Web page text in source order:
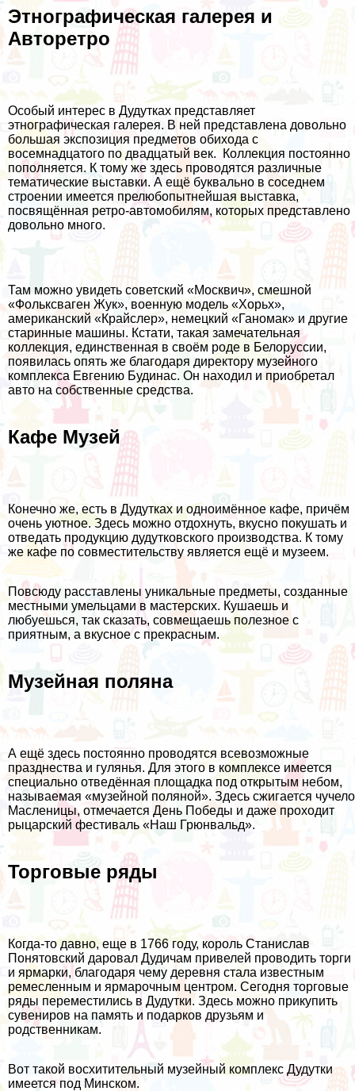
Этнографическая галерея и
Авторетро
Особый интерес в Дудутках представляет
этнографическая галерея. В ней представлена довольно
большая экспозиция предметов обихода с
восемнадцатого по двадцатый век. Коллекция постоянно
пополняется. К тому же здесь проводятся различные
тематические выставки. А ещё буквально в соседнем
строении имеется прелюбопытнейшая выставка,
посвящённая ретро-автомобилям, которых представлено
довольно много.
Там можно увидеть советский «Москвич», смешной
«Фольксваген Жук», военную модель «Хорьх»,
американский «Крайслер», немецкий «Ганомак» и другие
старинные машины. Кстати, такая замечательная
коллекция, единственная в своём роде в Белоруссии,
появилась опять же благодаря директору музейного
комплекса Евгению Будинас. Он находил и приобретал
авто на собственные средства.
Кафе Музей
Конечно же, есть в Дудутках и одноимённое кафе, причём
очень уютное. Здесь можно отдохнуть, вкусно покушать и
отведать продукцию дудутковского производства. К тому
же кафе по совместительству является ещё и музеем.
Повсюду расставлены уникальные предметы, созданные
местными умельцами в мастерских. Кушаешь и
любуешься, так сказать, совмещаешь полезное с
приятным, а вкусное с прекрасным.
Музейная поляна
А ещё здесь постоянно проводятся всевозможные
празднества и гулянья. Для этого в комплексе имеется
специально отведённая площадка под открытым небом,
называемая «музейной поляной». Здесь сжигается чучело
Масленицы, отмечается День Победы и даже проходит
рыцарский фестиваль «Наш Грюнвальд».
Торговые ряды
Когда-то давно, еще в 1766 году, король Станислав
Понятовский даровал Дудичам привелей проводить торги
и ярмарки, благодаря чему деревня стала известным
ремесленным и ярмарочным центром. Сегодня торговые
ряды переместились в Дудутки. Здесь можно прикупить
сувениров на память и подарков друзьям и
родственникам.
Вот такой восхитительный музейный комплекс Дудутки
имеется под Минском.